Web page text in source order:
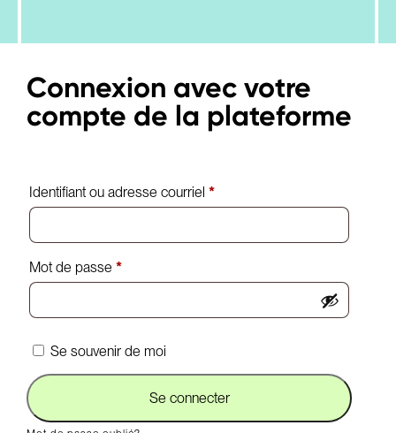
Connexion avec votre
compte de la plateforme
Identifiant ou adresse courriel *Required
Mot de passe *Required
Se souvenir de moi
Se connecter